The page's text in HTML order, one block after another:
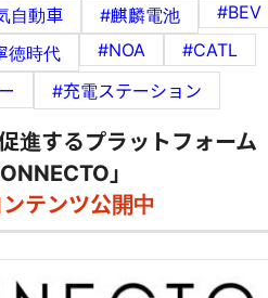
自動車 #麒麟電池
#BEV
徳時代 #NOA
#CATL
#充電ステーション
進するプラットフォーム
」
テンツ公開中